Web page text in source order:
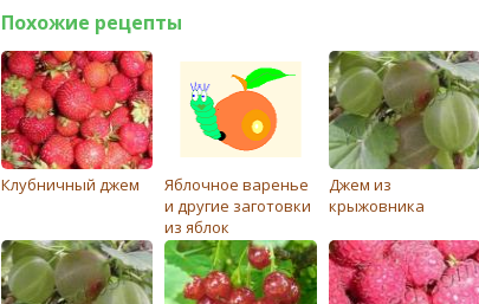
Похожие рецепты
Клубничный джем
Яблочное варенье
и другие заготовки
из яблок
Джем из
крыжовника